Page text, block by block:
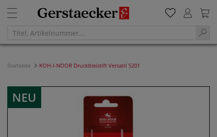
Startseite KOH-I-NOOR Druckbleistift Versatil 5201
NEU